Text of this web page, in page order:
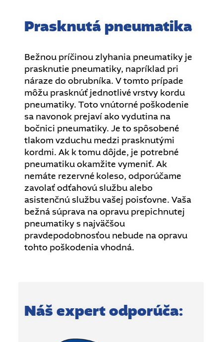
Prasknutá pneumatika
Bežnou príčinou zlyhania pneumatiky je
prasknutie pneumatiky, napríklad pri
náraze do obrubníka. V tomto prípade
môžu prasknúť jednotlivé vrstvy kordu
pneumatiky. Toto vnútorné poškodenie
sa navonok prejaví ako vydutina na
bočnici pneumatiky. Je to spôsobené
tlakom vzduchu medzi prasknutými
kordmi. Ak k tomu dôjde, je potrebné
pneumatiku okamžite vymeniť. Ak
nemáte rezervné koleso, odporúčame
zavolať odťahovú službu alebo
asistenčnú službu vašej poisťovne. Vaša
bežná súprava na opravu prepichnutej
pneumatiky s najväčšou
pravdepodobnosťou nebude na opravu
tohto poškodenia vhodná.
Náš expert odporúča: